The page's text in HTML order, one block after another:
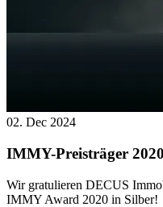
02. Dec 2024
IMMY-Preisträger
Wir gratulieren DECUS
IMMY Award 2020 in Silber!